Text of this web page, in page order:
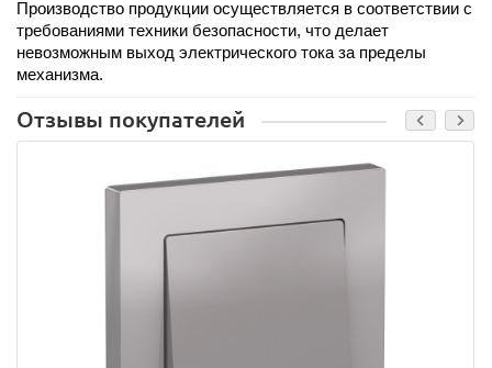
Производство продукции осуществляется в соответствии с
требованиями техники безопасности, что делает
невозможным выход электрического тока за пределы
механизма.
Отзывы покупателей